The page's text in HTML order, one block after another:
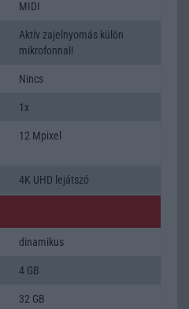
MIDI
Aktív zajelnyomás külön
mikrofonnal!
Nincs
1x
12 Mpixel
4K UHD lejátszó
dinamikus
4 GB
32 GB